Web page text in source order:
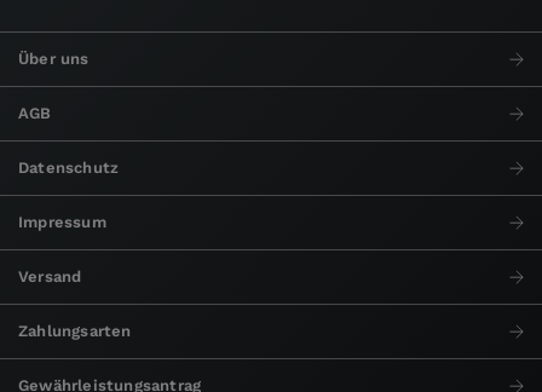
Über uns
AGB
Datenschutz
Impressum
Versand
Zahlungsarten
Gewährleistungsantrag